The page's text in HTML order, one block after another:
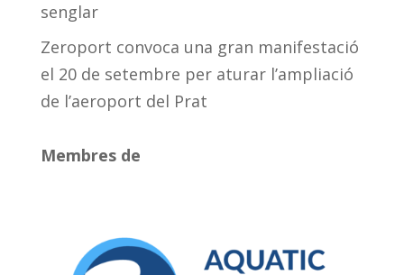
senglar
Zeroport convoca una gran manifestació
el 20 de setembre per aturar l’ampliació
de l’aeroport del Prat
Membres de